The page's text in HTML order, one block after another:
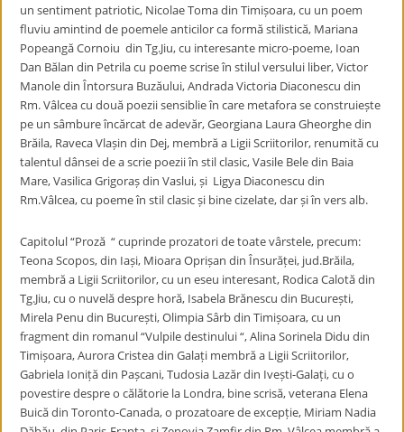
un sentiment patriotic, Nicolae Toma din Timișoara, cu un poem
fluviu amintind de poemele anticilor ca formă stilistică, Mariana
Popeangă Cornoiu din Tg.Jiu, cu interesante micro-poeme, Ioan
Dan Bălan din Petrila cu poeme scrise în stilul versului liber, Victor
Manole din Întorsura Buzăului, Andrada Victoria Diaconescu din
Rm. Vâlcea cu două poezii sensiblie în care metafora se construiește
pe un sâmbure încărcat de adevăr, Georgiana Laura Gheorghe din
Brăila, Raveca Vlașin din Dej, membră a Ligii Scriitorilor, renumită cu
talentul dânsei de a scrie poezii în stil clasic, Vasile Bele din Baia
Mare, Vasilica Grigoraș din Vaslui, și Ligya Diaconescu din
Rm.Vâlcea, cu poeme în stil clasic și bine cizelate, dar și în vers alb.
Capitolul “Proză “ cuprinde prozatori de toate vârstele, precum:
Teona Scopos, din Iași, Mioara Oprișan din Însurăței, jud.Brăila,
membră a Ligii Scriitorilor, cu un eseu interesant, Rodica Calotă din
Tg.Jiu, cu o nuvelă despre horă, Isabela Brănescu din București,
Mirela Penu din București, Olimpia Sârb din Timișoara, cu un
fragment din romanul “Vulpile destinului “, Alina Sorinela Didu din
Timișoara, Aurora Cristea din Galați membră a Ligii Scriitorilor,
Gabriela Ioniță din Pașcani, Tudosia Lazăr din Ivești-Galați, cu o
povestire despre o călătorie la Londra, bine scrisă, veterana Elena
Buică din Toronto-Canada, o prozatoare de excepție, Miriam Nadia